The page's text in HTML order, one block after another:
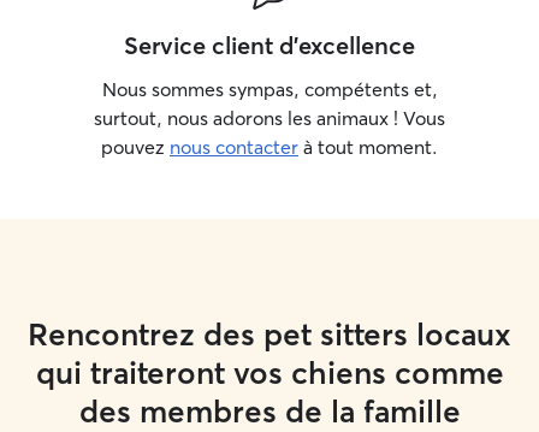
Service client d'excellence
Nous sommes sympas, compétents et,
surtout, nous adorons les animaux ! Vous
pouvez nous contacter à tout moment.
Rencontrez des pet sitters locaux
qui traiteront vos chiens comme
des membres de la famille